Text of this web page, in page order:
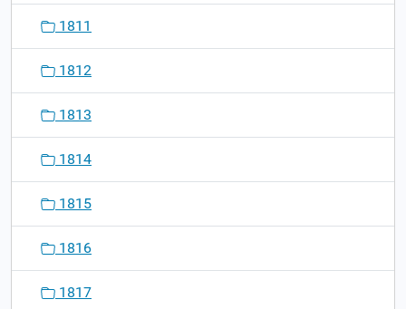
o
1811
1812
1813
1814
1815
1816
1817